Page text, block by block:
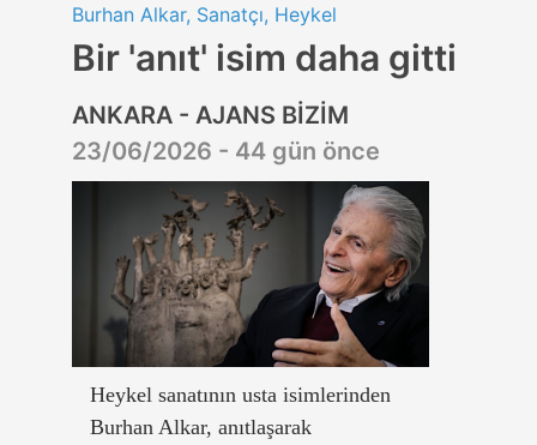
Burhan Alkar, Sanatçı, Heykel
Bir 'anıt' isim daha gitti
ANKARA - AJANS BİZİM
23/06/2026 - 44 gün önce
Heykel sanatının usta isimlerinden
Burhan Alkar, anıtlaşarak